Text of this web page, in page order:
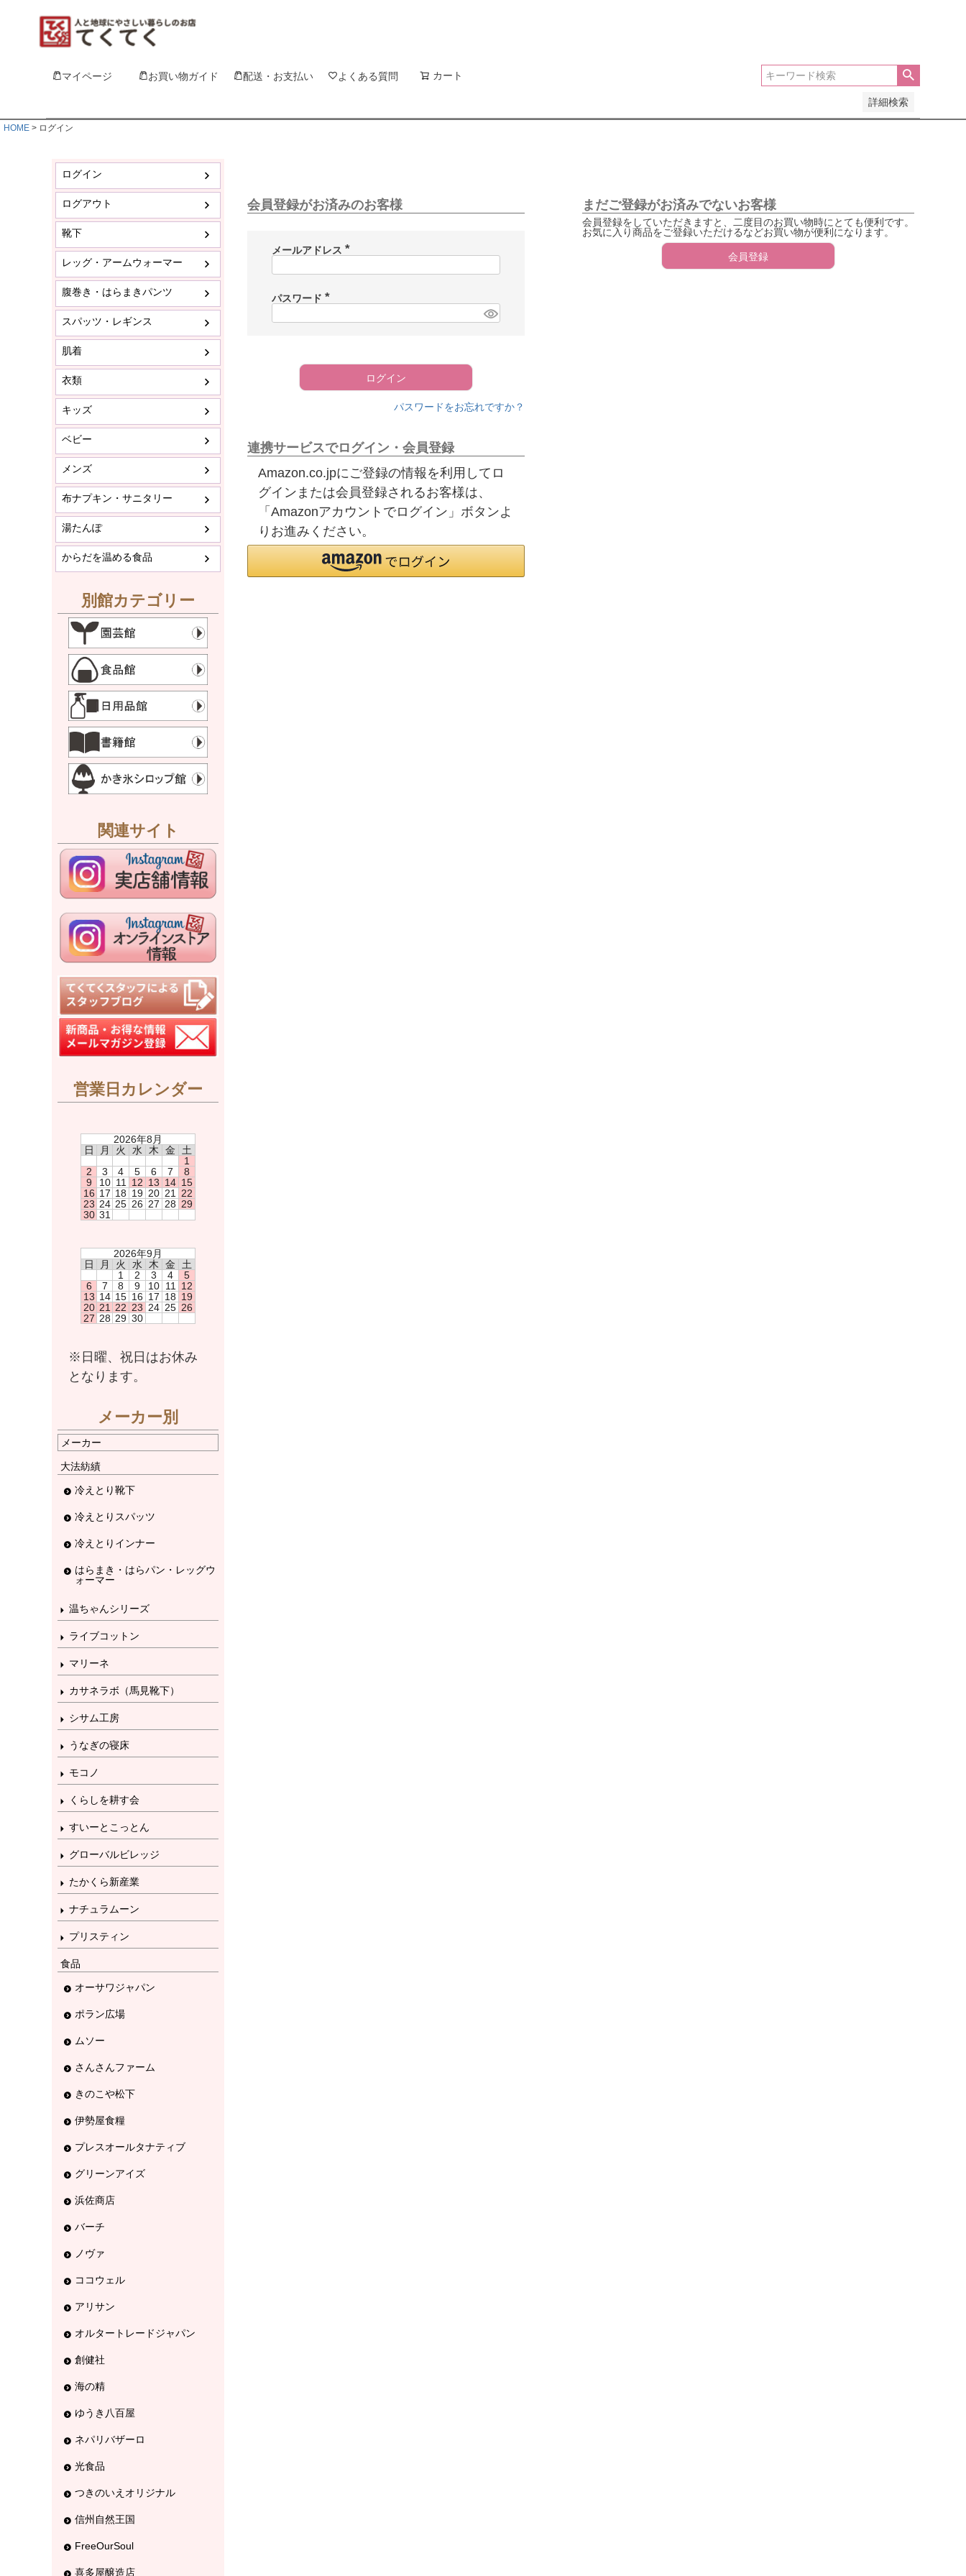
マイページ お買い物ガイド 配送・お支払い よくある質問 カート
詳細検索
HOME ログイン
ログイン
ログアウト
靴下
レッグ・アームウォーマー
腹巻き・はらまきパンツ
スパッツ・レギンス
肌着
衣類
キッズ
ベビー
メンズ
布ナプキン・サニタリー
湯たんぽ
からだを温める食品
別館カテゴリー
関連サイト
営業日カレンダー
2026年8月
日
月 火 水 木 金
土
1
2
3 4 5 6 7
8
9
10 11 12 13 14 15
16 17 18 19 20 21 22
23 24 25 26 27 28 29
30 31
2026年9月
日
月 火 水 木 金
土
1
2 3 4
5
6
7 8 9 10 11 12
13 14 15 16 17 18 19
20 21 22 23 24 25 26
27 28 29 30
※日曜、祝日はお休み
となります。
メーカー別
メーカー
大法紡績
冷えとり靴下
冷えとりスパッツ
冷えとりインナー
はらまき・はらパン・レッグウ
ォーマー
温ちゃんシリーズ
ライブコットン
マリーネ
カサネラボ（馬見靴下）
シサム工房
うなぎの寝床
モコノ
くらしを耕す会
すいーとこっとん
グローバルビレッジ
たかくら新産業
ナチュラムーン
プリスティン
食品
オーサワジャパン
ポラン広場
ムソー
さんさんファーム
きのこや松下
伊勢屋食糧
プレスオールタナティブ
グリーンアイズ
浜佐商店
バーチ
ノヴァ
ココウェル
アリサン
オルタートレードジャパン
創健社
海の精
ゆうき八百屋
ネパリバザーロ
光食品
つきのいえオリジナル
信州自然王国
FreeOurSoul
喜多屋醸造店
会員登録がお済みのお客様
メールアドレス
パスワード
ログイン
パスワードをお忘れですか？
連携サービスでログイン・会員登録
Amazon.co.jpにご登録の情報を利用してロ
グインまたは会員登録されるお客様は、
「Amazonアカウントでログイン」ボタンよ
りお進みください。
まだご登録がお済みでないお客様
会員登録をしていただきますと、二度目のお買い物時にとても便利です。
お気に入り商品をご登録いただけるなどお買い物が便利になります。
会員登録